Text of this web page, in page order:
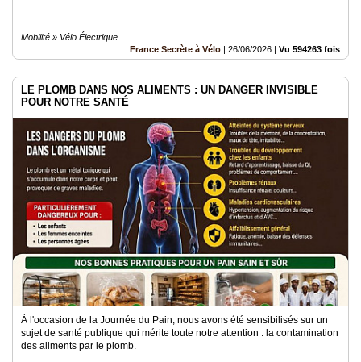
Mobilité » Vélo Électrique
France Secrète à Vélo | 26/06/2026 | Vu 594263 fois
LE PLOMB DANS NOS ALIMENTS : UN DANGER INVISIBLE
POUR NOTRE SANTÉ
À l'occasion de la Journée du Pain, nous avons été sensibilisés sur un
sujet de santé publique qui mérite toute notre attention : la contamination
des aliments par le plomb.